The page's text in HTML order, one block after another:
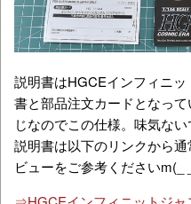
説明書はHGCEインフィニ
書と部品注文カードとなっ
じなのでこの仕様。味気な
説明書は以下のリンクから
ビューをご参考くださいm(_